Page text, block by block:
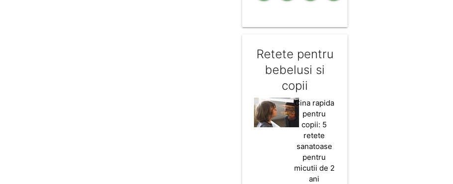
Retete pentru
bebelusi si
copii
Cina rapida
pentru
copii: 5
retete
sanatoase
pentru
micutii de 2
ani